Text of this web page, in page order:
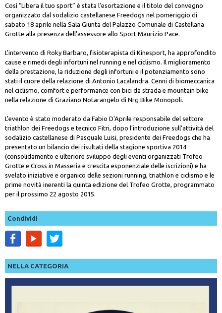
Così “Libera il tuo sport” è stata l’esortazione e il titolo del convegno
organizzato dal sodalizio castellanese Freedogs nel pomeriggio di
sabato 18 aprile nella Sala Giunta del Palazzo Comunale di Castellana
Grotte alla presenza dell’assessore allo Sport Maurizio Pace.
L’intervento di Roky Barbaro, fisioterapista di Kinesport, ha approfondito
cause e rimedi degli infortuni nel running e nel ciclismo. Il miglioramento
della prestazione, la riduzione degli infortuni e il potenziamento sono
stati il cuore della relazione di Antonio Lacalandra. Cenni di biomeccanica
nel ciclismo, comfort e performance con bici da strada e mountain bike
nella relazione di Graziano Notarangelo di Nrg Bike Monopoli.
L’evento è stato moderato da Fabio D'Aprile responsabile del settore
triathlon dei Freedogs e tecnico Fitri, dopo l’introduzione sull’attività del
sodalizio castellanese di Pasquale Luisi, presidente dei Freedogs che ha
presentato un bilancio dei risultati della stagione sportiva 2014
(consolidamento e ulteriore sviluppo degli eventi organizzati Trofeo
Grotte e Cross in Masseria e crescita esponenziale delle iscrizioni) e ha
svelato iniziative e organico delle sezioni running, triathlon e ciclismo e le
prime novità inerenti la quinta edizione del Trofeo Grotte, programmato
per il prossimo 22 agosto 2015.
Condividi
NELLA CATEGORIA